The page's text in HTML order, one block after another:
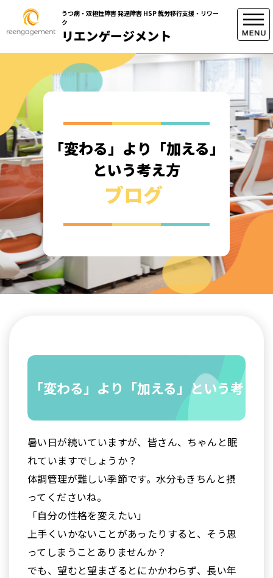
うつ病・双極性障害 発達障害 HSP 就労移行支援・リワー
ク
リエンゲージメント
「変わる」より「加える」
という考え方
ブログ
「変わる」より「加える」という考
え方
暑い日が続いていますが、皆さん、ちゃんと眠
れていますでしょうか？
体調管理が難しい季節です。水分もきちんと摂
ってくださいね。
「自分の性格を変えたい」
上手くいかないことがあったりすると、そう思
ってしまうことありませんか？
でも、望むと望まざるとにかかわらず、長い年